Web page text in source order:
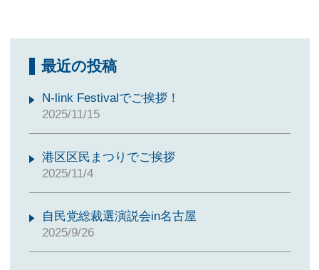
最近の投稿
N-link Festivalでご挨拶！
2025/11/15
港区区民まつりでご挨拶
2025/11/4
自民党総裁選演説会in名古屋
2025/9/26